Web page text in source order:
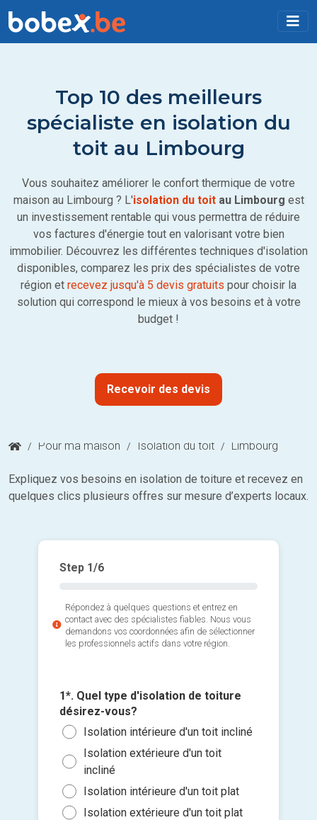
Top 10 des meilleurs
spécialiste en isolation du
toit au Limbourg
Vous souhaitez améliorer le confort thermique de votre
maison au Limbourg ? L'isolation du toitau Limbourg est
un investissement rentable qui vous permettra de réduire
vos factures d'énergie tout en valorisant votre bien
immobilier. Découvrez les différentes techniques d'isolation
disponibles, comparez les prix des spécialistes de votre
région et recevez jusqu'à 5 devis gratuits pour choisir la
solution qui correspond le mieux à vos besoins et à votre
budget !
Recevoir des devis
/ Pour ma maison / Isolation du toit / Limbourg
Expliquez vos besoins en isolation de toiture et recevez en
quelques clics plusieurs offres sur mesure d’experts locaux.
Step 1/6
Répondez à quelques questions et entrez en
contact avec des spécialistes fiables. Nous vous
demandons vos coordonnées afin de sélectionner
les professionnels actifs dans votre région.
1*. Quel type d'isolation de toiture
désirez-vous?
Isolation intérieure d'un toit incliné
Isolation extérieure d'un toit
incliné
Isolation intérieure d'un toit plat
Isolation extérieure d'un toit plat